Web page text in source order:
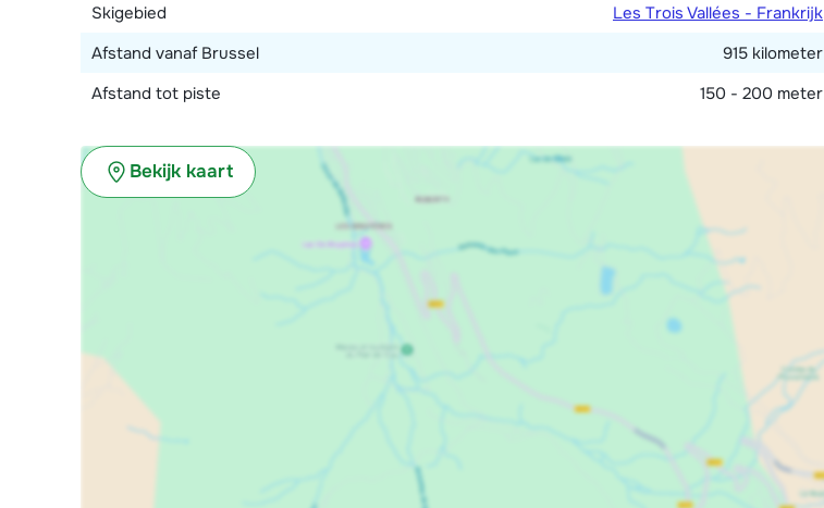
Skigebied
Les Trois Vallées - Frankrijk
Afstand vanaf Brussel
915 kilometer
Afstand tot piste
150 - 200 meter
Bekijk kaart